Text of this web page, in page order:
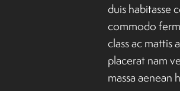
duis habitasse
commodo
class ac mattis
placerat nam
massa aenean